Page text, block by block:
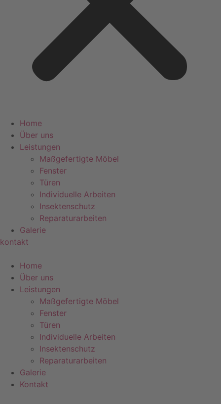
Home
Über uns
Leistungen
Maßgefertigte Möbel
Fenster
Türen
Individuelle Arbeiten
Insektenschutz
Reparaturarbeiten
Galerie
kontakt
Home
Über uns
Leistungen
Maßgefertigte Möbel
Fenster
Türen
Individuelle Arbeiten
Insektenschutz
Reparaturarbeiten
Galerie
Kontakt